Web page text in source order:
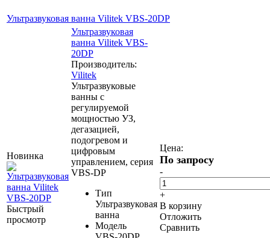
Ультразвуковая ванна Vilitek VBS-20DP
Новинка
Быстрый
просмотр
Ультразвуковая
ванна Vilitek VBS-
20DP
Производитель:
Vilitek
Ультразвуковые
ванны c
регулируемой
мощностью УЗ,
дегазацией,
подогревом и
цифровым
управлением, серия
VBS-DP
Тип
Ультразвуковая
ванна
Модель
Цена:
По запросу
-
+
В корзину
Отложить
Сравнить